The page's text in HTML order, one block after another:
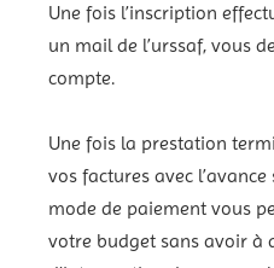
Une fois l’inscription
un mail de l’urssaf, vous
compte.
Une fois la prestation
vos factures avec
mode de paiement vous
votre budget sans avoir à